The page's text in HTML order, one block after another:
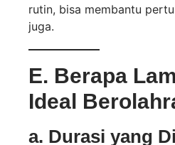
rutin, bisa membantu
juga.
E. Berapa
Ideal
a. Durasi yang